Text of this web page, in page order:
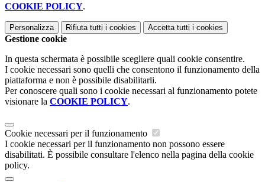
COOKIE POLICY.
Personalizza Rifiuta tutti i cookies Accetta tutti i cookies
Gestione cookie
In questa schermata è possibile scegliere quali cookie consentire.
I cookie necessari sono quelli che consentono il funzionamento della
piattaforma e non è possibile disabilitarli.
Per conoscere quali sono i cookie necessari al funzionamento potete
visionare la COOKIE POLICY.
Cookie necessari per il funzionamento
I cookie necessari per il funzionamento non possono essere
disabilitati. È possibile consultare l'elenco nella pagina della cookie
policy.